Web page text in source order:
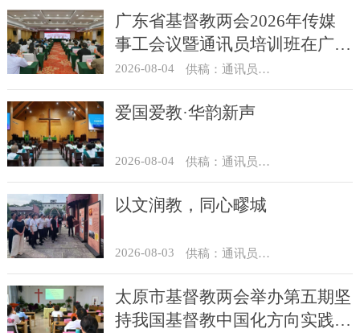
广东省基督教两会2026年传媒
事工会议暨通讯员培训班在广州
举办
2026-08-04 供稿：通讯员 汪浩
爱国爱教·华韵新声
2026-08-04 供稿：通讯员 景健美
以文润教，同心疁城
2026-08-03 供稿：通讯员 景健美
太原市基督教两会举办第五期坚
持我国基督教中国化方向实践能